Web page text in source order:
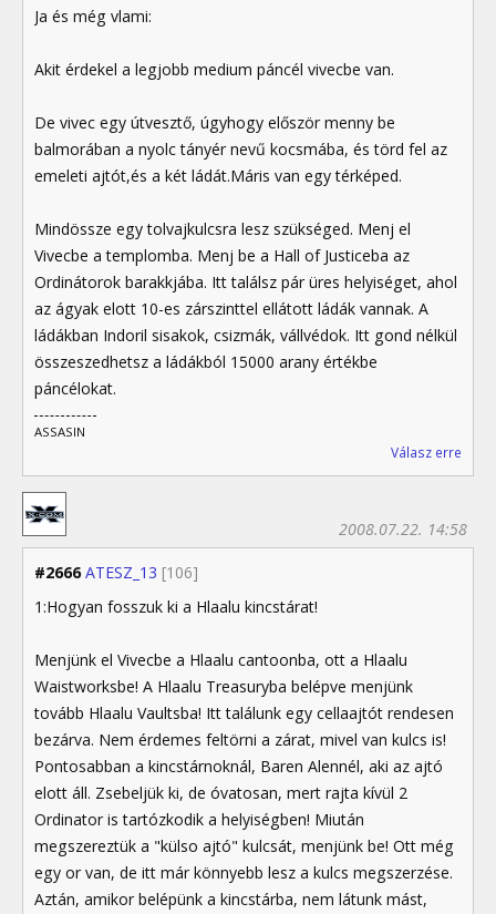
Ja és még vlami:
Akit érdekel a legjobb medium páncél vivecbe van.
De vivec egy útvesztő, úgyhogy először menny be
balmorában a nyolc tányér nevű kocsmába, és törd fel az
emeleti ajtót,és a két ládát.Máris van egy térképed.
Mindössze egy tolvajkulcsra lesz szükséged. Menj el
Vivecbe a templomba. Menj be a Hall of Justiceba az
Ordinátorok barakkjába. Itt találsz pár üres helyiséget, ahol
az ágyak elott 10-es zárszinttel ellátott ládák vannak. A
ládákban Indoril sisakok, csizmák, vállvédok. Itt gond nélkül
összeszedhetsz a ládákból 15000 arany értékbe
páncélokat.
ASSASIN
Válasz erre
#2666 ATESZ_13 [106]
2008.07.22. 14:58
1:Hogyan fosszuk ki a Hlaalu kincstárat!
Menjünk el Vivecbe a Hlaalu cantoonba, ott a Hlaalu
Waistworksbe! A Hlaalu Treasuryba belépve menjünk
tovább Hlaalu Vaultsba! Itt találunk egy cellaajtót rendesen
bezárva. Nem érdemes feltörni a zárat, mivel van kulcs is!
Pontosabban a kincstárnoknál, Baren Alennél, aki az ajtó
elott áll. Zsebeljük ki, de óvatosan, mert rajta kívül 2
Ordinator is tartózkodik a helyiségben! Miután
megszereztük a "külso ajtó" kulcsát, menjünk be! Ott még
egy or van, de itt már könnyebb lesz a kulcs megszerzése.
Aztán, amikor belépünk a kincstárba, nem látunk mást,